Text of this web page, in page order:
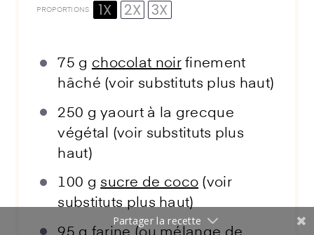
PROPORTIONS 1X 2X 3X
75 g chocolat noirfinement
hâché (voir substituts plus haut)
250 g yaourt à la grecque
végétal (voir substituts plus
haut)
100 g sucre de coco (voir
substituts plus haut)
Partager la recette